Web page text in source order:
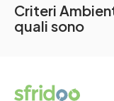
Criteri
quali sono